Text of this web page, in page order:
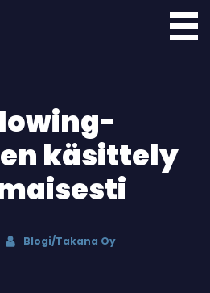
käsittely
Blogi/Takana Oy